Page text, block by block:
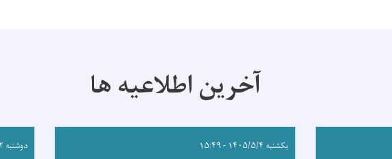
آخرین اطلاعیه ها
یکشنبه ۱۴۰۵/۵/۴ - ۱۵:۴۹ دوشنبه ۱۴۰۵/۴/۲۲ - ۱۵:۳۵